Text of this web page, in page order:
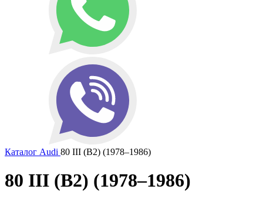
Каталог Audi 80 III (B2) (1978–1986)
80 III (B2) (1978–1986)